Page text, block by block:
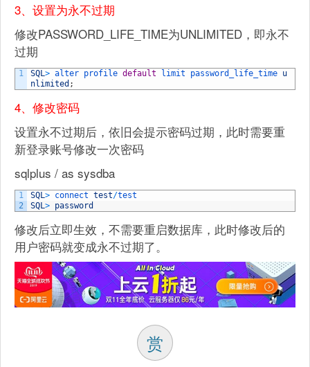
3、设置为永不过期
修改PASSWORD_LIFE_TIME为UNLIMITED，即永不
过期
1 SQL> alter profile default limit password_life_time u
nlimited ;
4、修改密码
设置永不过期后，依旧会提示密码过期，此时需要重
新登录账号修改一次密码
sqlplus / as sysdba
1
2
SQL> connect test/test
SQL> password
修改后立即生效，不需要重启数据库，此时修改后的
用户密码就变成永不过期了。
赏